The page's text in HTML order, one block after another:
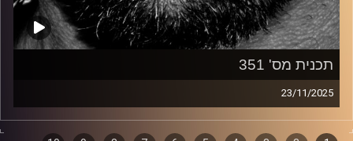
תכנית מס' 351
23/11/2025
זיפים, מוזיקה מחוספסת של הופעות חיות. הרבה ג'אם, רוק,
בלוז, bluegrass, ג'אז, Fאנק, פרוגרסיב ואפילו אלקטרוניקה.